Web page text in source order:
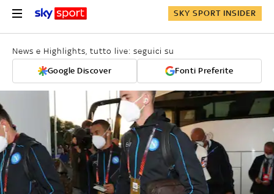
SKY SPORT INSIDER
News e Highlights, tutto live: seguici su
Google Discover Fonti Preferite